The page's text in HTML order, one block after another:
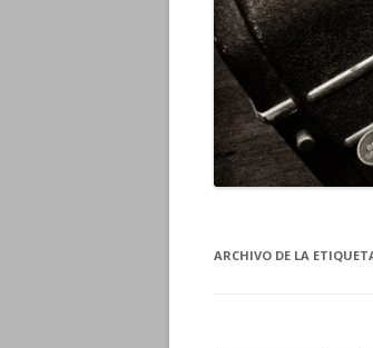
ARCHIVO DE LA